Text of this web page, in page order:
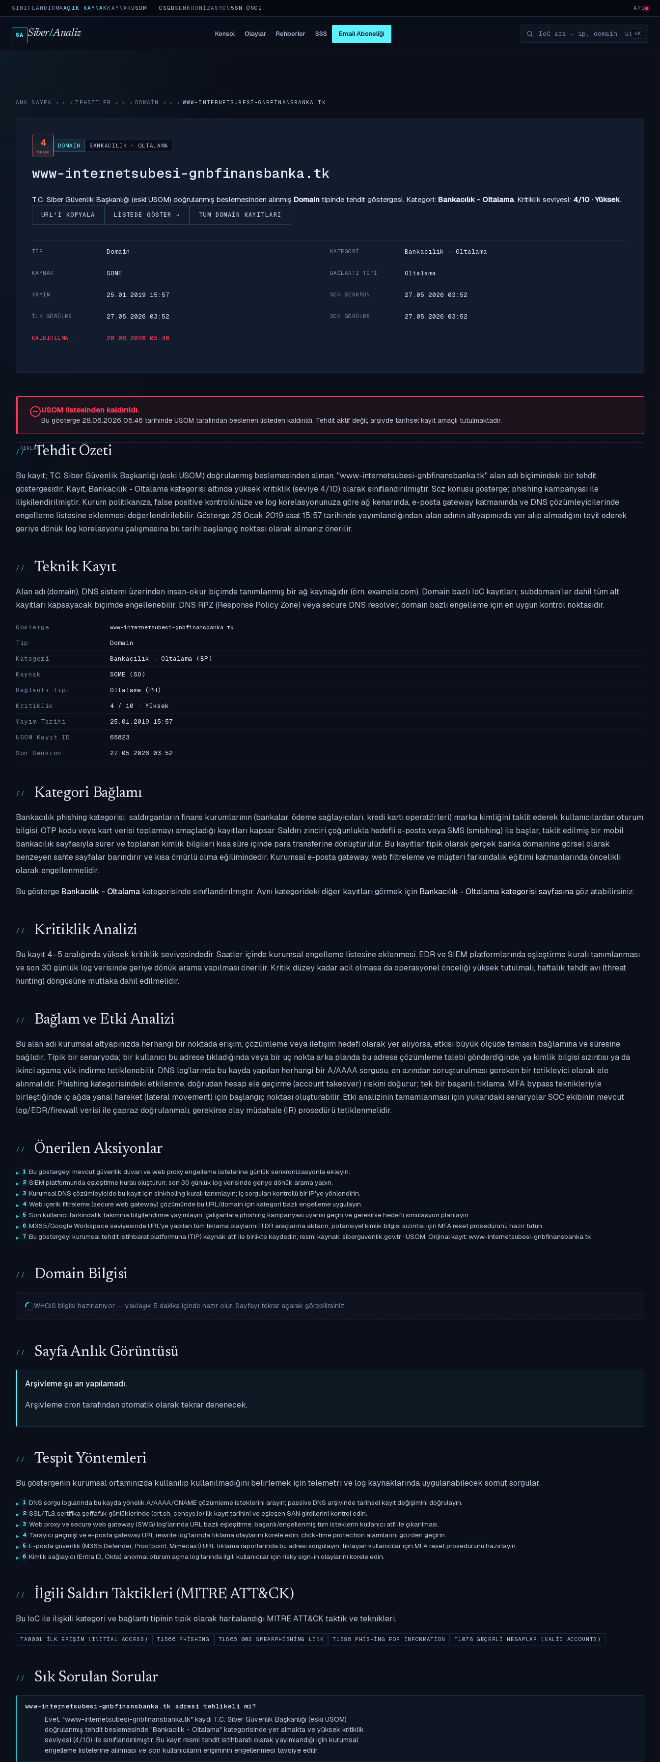
SINIFLANDIRMAAÇIK KAYNAKKAYNAKUSOM · CSGB SENKRONIZASYON 5SN ÖNCE API
SA Siber/Analiz Konsol Olaylar Rehberler SSS Email Aboneliği ⌘K
ANA SAYFA › TEHDITLER › DOMAIN › WWW-INTERNETSUBESI-GNBFINANSBANKA.TK
4
YÜKSEK
DOMAIN BANKACILIK - OLTALAMA
www-internetsubesi-gnbfinansbanka.tk
T.C. Siber Güvenlik Başkanlığı (eski USOM) doğrulanmış beslemesinden alınmış Domain tipinde tehdit göstergesi. Kategori: Bankacılık - Oltalama. Kritiklik seviyesi: 4/10 · Yüksek.
URL'I KOPYALA LISTEDE GÖSTER → TÜM DOMAIN KAYITLARI
TIP Domain KATEGORI Bankacılık - Oltalama
KAYNAK SOME BAĞLANTI TIPI Oltalama
YAYIM 25.01.2019 15:57 SON SENKRON 27.05.2026 03:52
İLK GÖRÜLME 27.05.2026 03:52 SON GÖRÜLME 27.05.2026 03:52
KALDIRILMA 28.06.2026 05:46
USOM listesinden kaldırıldı.
Bu gösterge 28.06.2026 05:46 tarihinde USOM tarafından beslenen listeden kaldırıldı. Tehdit aktif değil; arşivde tarihsel kayıt amaçlı tutulmaktadır.
Tehdit Özeti
Bu kayıt; T.C. Siber Güvenlik Başkanlığı (eski USOM) doğrulanmış beslemesinden alınan, "www-internetsubesi-gnbfinansbanka.tk" alan adı biçimindeki bir tehdit
göstergesidir. Kayıt, Bankacılık - Oltalama kategorisi altında yüksek kritiklik (seviye 4/10) olarak sınıflandırılmıştır. Söz konusu gösterge; phishing kampanyası ile
ilişkilendirilmiştir. Kurum politikanıza, false positive kontrolünüze ve log korelasyonunuza göre ağ kenarında, e-posta gateway katmanında ve DNS çözümleyicilerinde
engelleme listesine eklenmesi değerlendirilebilir. Gösterge 25 Ocak 2019 saat 15:57 tarihinde yayımlandığından, alan adının altyapınızda yer alıp almadığını teyit ederek
geriye dönük log korelasyonu çalışmasına bu tarihi başlangıç noktası olarak almanız önerilir.
Teknik Kayıt
Alan adı (domain), DNS sistemi üzerinden insan-okur biçimde tanımlanmış bir ağ kaynağıdır (örn. example.com). Domain bazlı IoC kayıtları; subdomain'ler dahil tüm alt
kayıtları kapsayacak biçimde engellenebilir. DNS RPZ (Response Policy Zone) veya secure DNS resolver, domain bazlı engelleme için en uygun kontrol noktasıdır.
Gösterge www-internetsubesi-gnbfinansbanka.tk
Tip
Domain
Kategori
Bankacılık - Oltalama (BP)
Kaynak
SOME (SO)
Bağlantı Tipi
Oltalama (PH)
Kritiklik
4 / 10 · Yüksek
Yayım Tarihi
25.01.2019 15:57
USOM Kayıt ID
65823
Son Senkron
27.05.2026 03:52
Kategori Bağlamı
Bankacılık phishing kategorisi; saldırganların finans kurumlarının (bankalar, ödeme sağlayıcıları, kredi kartı operatörleri) marka kimliğini taklit ederek kullanıcılardan oturum
bilgisi, OTP kodu veya kart verisi toplamayı amaçladığı kayıtları kapsar. Saldırı zinciri çoğunlukla hedefli e-posta veya SMS (smishing) ile başlar, taklit edilmiş bir mobil
bankacılık sayfasıyla sürer ve toplanan kimlik bilgileri kısa süre içinde para transferine dönüştürülür. Bu kayıtlar tipik olarak gerçek banka domainine görsel olarak
benzeyen sahte sayfalar barındırır ve kısa ömürlü olma eğilimindedir. Kurumsal e-posta gateway, web filtreleme ve müşteri farkındalık eğitimi katmanlarında öncelikli
olarak engellenmelidir.
Bu gösterge Bankacılık - Oltalama kategorisinde sınıflandırılmıştır. Aynı kategorideki diğer kayıtları görmek için Bankacılık - Oltalama kategorisi sayfasınagöz atabilirsiniz.
Kritiklik Analizi
Bu kayıt 4–5 aralığında yüksek kritiklik seviyesindedir. Saatler içinde kurumsal engelleme listesine eklenmesi, EDR ve SIEM platformlarında eşleştirme kuralı tanımlanması
ve son 30 günlük log verisinde geriye dönük arama yapılması önerilir. Kritik düzey kadar acil olmasa da operasyonel önceliği yüksek tutulmalı, haftalık tehdit avı (threat
hunting) döngüsüne mutlaka dahil edilmelidir.
Bağlam ve Etki Analizi
Bu alan adı kurumsal altyapınızda herhangi bir noktada erişim, çözümleme veya iletişim hedefi olarak yer alıyorsa, etkisi büyük ölçüde temasın bağlamına ve süresine
bağlıdır. Tipik bir senaryoda; bir kullanıcı bu adrese tıkladığında veya bir uç nokta arka planda bu adrese çözümleme talebi gönderdiğinde, ya kimlik bilgisi sızıntısı ya da
ikinci aşama yük indirme tetiklenebilir. DNS log'larında bu kayda yapılan herhangi bir A/AAAA sorgusu, en azından soruşturulması gereken bir tetikleyici olarak ele
alınmalıdır. Phishing kategorisindeki etkilenme, doğrudan hesap ele geçirme (account takeover) riskini doğurur; tek bir başarılı tıklama, MFA bypass teknikleriyle
birleştiğinde iç ağda yanal hareket (lateral movement) için başlangıç noktası oluşturabilir. Etki analizinin tamamlanması için yukarıdaki senaryolar SOC ekibinin mevcut
log/EDR/firewall verisi ile çapraz doğrulanmalı, gerekirse olay müdahale (IR) prosedürü tetiklenmelidir.
Önerilen Aksiyonlar
1 Bu göstergeyi mevcut güvenlik duvarı ve web proxy engelleme listelerine günlük senkronizasyonla ekleyin.
2 SIEM platformunda eşleştirme kuralı oluşturun; son 30 günlük log verisinde geriye dönük arama yapın.
3 Kurumsal DNS çözümleyicide bu kayıt için sinkholing kuralı tanımlayın; iç sorguları kontrollü bir IP'ye yönlendirin.
4 Web içerik filtreleme (secure web gateway) çözümünde bu URL/domain için kategori bazlı engelleme uygulayın.
5 Son kullanıcı farkındalık takımına bilgilendirme yayımlayın; çalışanlara phishing kampanyası uyarısı geçin ve gerekirse hedefli simülasyon planlayın.
6 M365/Google Workspace seviyesinde URL'ye yapılan tüm tıklama olaylarını ITDR araçlarına aktarın; potansiyel kimlik bilgisi sızıntısı için MFA reset prosedürünü hazır tutun.
7 Bu göstergeyi kurumsal tehdit istihbarat platformuna (TIP) kaynak atfı ile birlikte kaydedin; resmi kaynak: siberguvenlik.gov.tr · USOM. Orijinal kayıt: www-internetsubesi-gnbfinansbanka.tk
Domain Bilgisi
WHOIS bilgisi hazırlanıyor — yaklaşık 5 dakika içinde hazır olur. Sayfayı tekrar açarak görebilirsiniz.
Sayfa Anlık Görüntüsü
Arşivleme şu an yapılamadı.
Arşivleme cron tarafından otomatik olarak tekrar denenecek.
Tespit Yöntemleri
Bu göstergenin kurumsal ortamınızda kullanılıp kullanılmadığını belirlemek için telemetri ve log kaynaklarında uygulanabilecek somut sorgular.
1 DNS sorgu loglarında bu kayda yönelik A/AAAA/CNAME çözümleme isteklerini arayın; passive DNS arşivinde tarihsel kayıt değişimini doğrulayın.
2 SSL/TLS sertifika şeffaflık günlüklerinde (crt.sh, censys.io) ilk kayıt tarihini ve eşleşen SAN girdilerini kontrol edin.
3 Web proxy ve secure web gateway (SWG) log'larında URL bazlı eşleştirme; başarılı/engellenmiş tüm isteklerin kullanıcı atfı ile çıkarılması.
4 Tarayıcı geçmişi ve e-posta gateway URL rewrite log'larında tıklama olaylarını korele edin; click-time protection alarmlarını gözden geçirin.
5 E-posta güvenlik (M365 Defender, Proofpoint, Mimecast) URL tıklama raporlarında bu adresi sorgulayın; tıklayan kullanıcılar için MFA reset prosedürünü hazırlayın.
6 Kimlik sağlayıcı (Entra ID, Okta) anormal oturum açma log'larında ilgili kullanıcılar için risky sign-in olaylarını korele edin.
İlgili Saldırı Taktikleri (MITRE ATT&CK)
Bu IoC ile ilişkili kategori ve bağlantı tipinin tipik olarak haritalandığı MITRE ATT&CK taktik ve teknikleri.
TA0001 İLK ERIŞIM (INITIAL ACCESS) T1566 PHISHING T1566.002 SPEARPHISHING LINK T1598 PHISHING FOR INFORMATION T1078 GEÇERLI HESAPLAR (VALID ACCOUNTS)
Sık Sorulan Sorular
www-internetsubesi-gnbfinansbanka.tk adresi tehlikeli mi?
Evet. "www-internetsubesi-gnbfinansbanka.tk" kaydı T.C. Siber Güvenlik Başkanlığı (eski USOM)
doğrulanmış tehdit beslemesinde "Bankacılık - Oltalama" kategorisinde yer almakta ve yüksek kritiklik
seviyesi (4/10) ile sınıflandırılmıştır. Bu kayıt resmi tehdit istihbaratı olarak yayımlandığı için kurumsal
engelleme listelerine alınması ve son kullanıcıların erişiminin engellenmesi tavsiye edilir.